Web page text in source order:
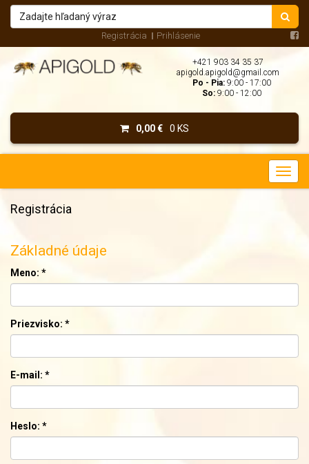
Registrácia Prihlásenie
+421 903 34 35 37
apigold.apigold@gmail.com
Po - Pia: 9:00 - 17:00
So: 9:00 - 12:00
0,00 € 0 KS
Registrácia
Základné údaje
Meno: *
Priezvisko: *
E-mail: *
Heslo: *